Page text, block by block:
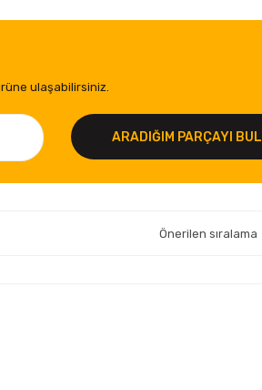
ulaşabilirsiniz.
ARADIĞIM PARÇAYI BUL